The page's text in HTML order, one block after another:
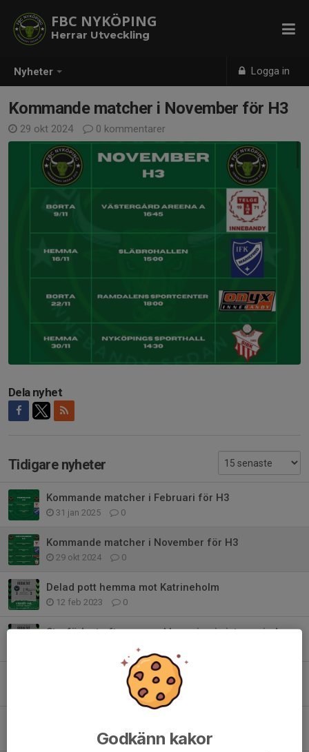
Nyheter Logga in
FBC NYKÖPING
Herrar Utveckling
Kommande matcher i November för H3
29 okt 2024 0 kommentarer
Dela nyhet
Tidigare nyheter
Kommande matcher i Februari för H3
31 jan 2025 0
Kommande matcher i November för H3
29 okt 2024 0
Delad pott hemma mot Katrineholm
12 feb 2023 0
Storförlust efter genomklappning i sista perioden
Derbyseger hemma mot Onyx
21 jan 2023 0
Godkänn kakor